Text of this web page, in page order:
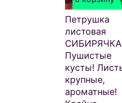
Петрушка
листовая
Пушистые
кусты!
крупные,
ароматные!